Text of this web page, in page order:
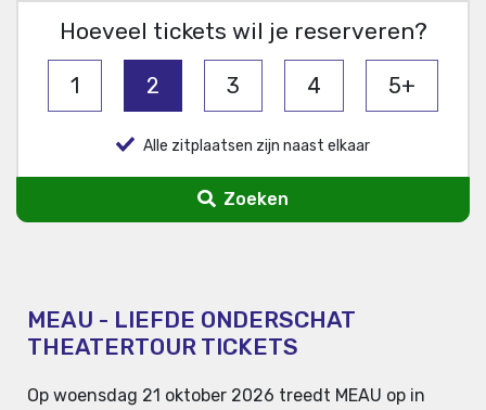
Hoeveel tickets wil je reserveren?
1 2 3 4 5+
Alle zitplaatsen zijn naast elkaar
Zoeken
MEAU - LIEFDE ONDERSCHAT
THEATERTOUR TICKETS
Op woensdag 21 oktober 2026 treedt MEAU op in